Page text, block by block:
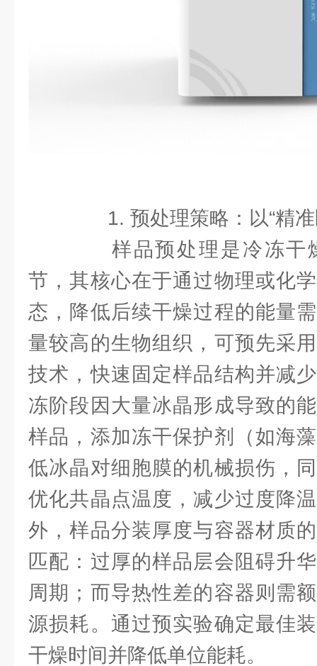
1. 预处理策略：以“精准
样品预处理是冷冻干
节，其核心在于通过物理或化
态，降低后续干燥过程的能量
量较高的生物组织，可预先采
技术，快速固定样品结构并减
冻阶段因大量冰晶形成导致的
样品，添加冻干保护剂（如海
低冰晶对细胞膜的机械损伤，
优化共晶点温度，减少过度降
外，样品分装厚度与容器材质
匹配：过厚的样品层会阻碍升
周期；而导热性差的容器则需
源损耗。通过预实验确定最佳
干燥时间并降低单位能耗。